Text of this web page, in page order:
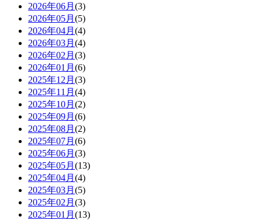
2026年06月 (3)
2026年05月 (5)
2026年04月 (4)
2026年03月 (4)
2026年02月 (3)
2026年01月 (6)
2025年12月 (3)
2025年11月 (4)
2025年10月 (2)
2025年09月 (6)
2025年08月 (2)
2025年07月 (6)
2025年06月 (3)
2025年05月 (13)
2025年04月 (4)
2025年03月 (5)
2025年02月 (3)
2025年01月 (13)